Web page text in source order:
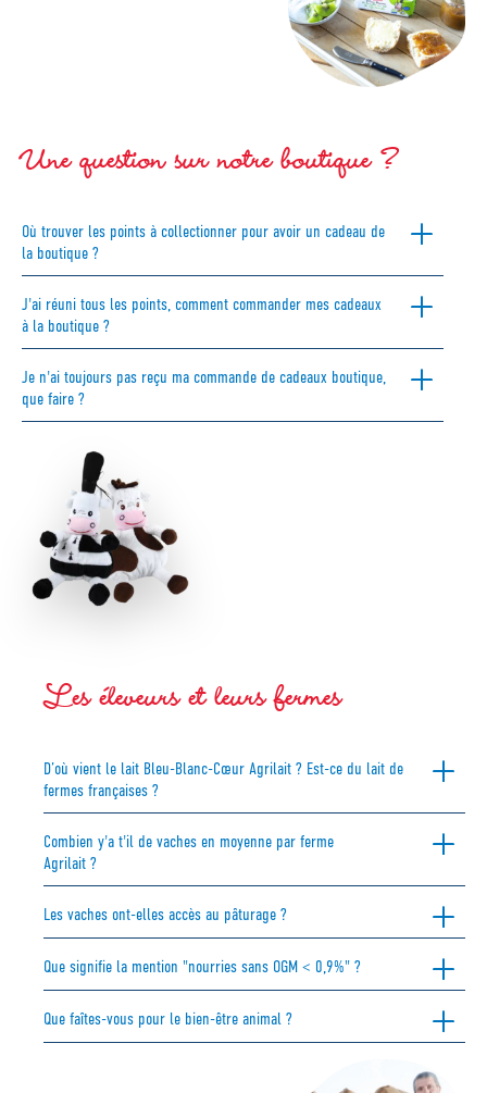
Une question sur notre boutique ?
Où trouver les points à collectionner pour avoir un cadeau de
la boutique ?
J'ai réuni tous les points, comment commander mes cadeaux
à la boutique ?
Je n'ai toujours pas reçu ma commande de cadeaux boutique,
que faire ?
Les éleveurs et leurs fermes
D’où vient le lait Bleu-Blanc-Cœur Agrilait ? Est-ce du lait de
fermes françaises ?
Combien y'a t'il de vaches en moyenne par ferme
Agrilait ?
Les vaches ont-elles accès au pâturage ?
Que signifie la mention "nourries sans OGM < 0,9%" ?
Que faîtes-vous pour le bien-être animal ?